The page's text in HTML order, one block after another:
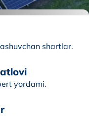
shartlar.
yordami.